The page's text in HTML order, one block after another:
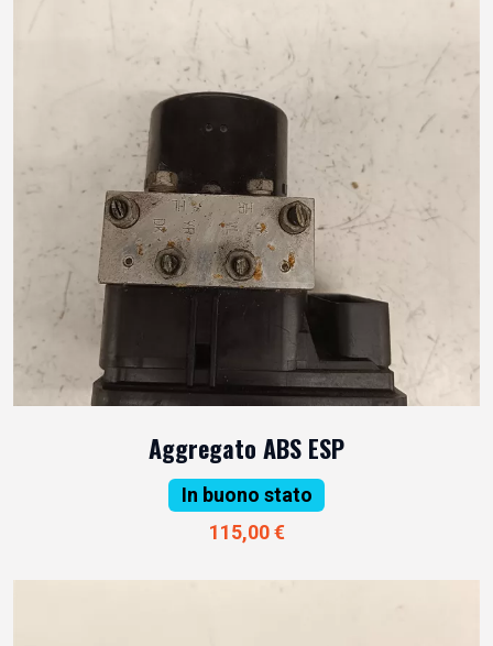
Aggregato ABS ESP
In buono stato
115,00 €